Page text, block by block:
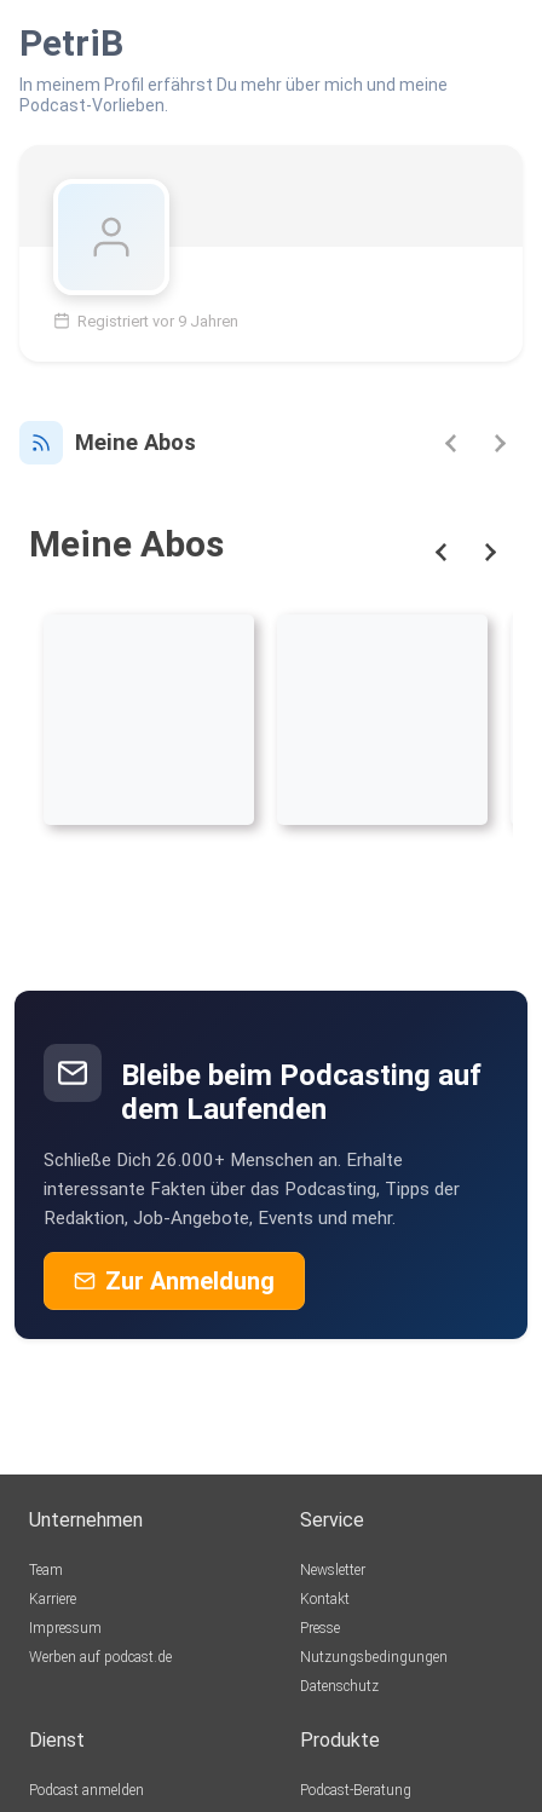
PetriB
In meinem Profil erfährst Du mehr über mich und meine
Podcast-Vorlieben.
Registriert vor 9 Jahren
Meine Abos
Meine Abos
Bleibe beim Podcasting auf
dem Laufenden
Schließe Dich 26.000+ Menschen an. Erhalte
interessante Fakten über das Podcasting, Tipps der
Redaktion, Job-Angebote, Events und mehr.
Zur Anmeldung
Unternehmen
Team
Karriere
Impressum
Werben auf podcast.de
Service
Newsletter
Kontakt
Presse
Nutzungsbedingungen
Datenschutz
Dienst
Podcast anmelden
Produkte
Podcast-Beratung